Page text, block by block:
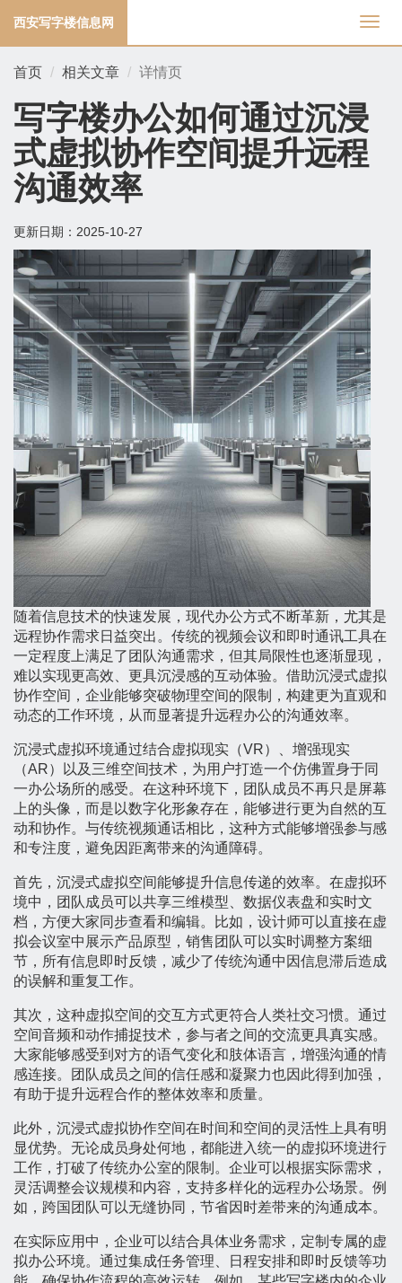
切
换
西安写字楼信息网
首页 相关文章 详情页
写字楼办公如何通过沉浸
式虚拟协作空间提升远程
沟通效率
更新日期： 2025-10-27
随着信息技术的快速发展，现代办公方式不断革新，尤其是
远程协作需求日益突出。传统的视频会议和即时通讯工具在
一定程度上满足了团队沟通需求，但其局限性也逐渐显现，
难以实现更高效、更具沉浸感的互动体验。借助沉浸式虚拟
协作空间，企业能够突破物理空间的限制，构建更为直观和
动态的工作环境，从而显著提升远程办公的沟通效率。
沉浸式虚拟环境通过结合虚拟现实（VR）、增强现实
（AR）以及三维空间技术，为用户打造一个仿佛置身于同
一办公场所的感受。在这种环境下，团队成员不再只是屏幕
上的头像，而是以数字化形象存在，能够进行更为自然的互
动和协作。与传统视频通话相比，这种方式能够增强参与感
和专注度，避免因距离带来的沟通障碍。
首先，沉浸式虚拟空间能够提升信息传递的效率。在虚拟环
境中，团队成员可以共享三维模型、数据仪表盘和实时文
档，方便大家同步查看和编辑。比如，设计师可以直接在虚
拟会议室中展示产品原型，销售团队可以实时调整方案细
节，所有信息即时反馈，减少了传统沟通中因信息滞后造成
的误解和重复工作。
其次，这种虚拟空间的交互方式更符合人类社交习惯。通过
空间音频和动作捕捉技术，参与者之间的交流更具真实感。
大家能够感受到对方的语气变化和肢体语言，增强沟通的情
感连接。团队成员之间的信任感和凝聚力也因此得到加强，
有助于提升远程合作的整体效率和质量。
此外，沉浸式虚拟协作空间在时间和空间的灵活性上具有明
显优势。无论成员身处何地，都能进入统一的虚拟环境进行
工作，打破了传统办公室的限制。企业可以根据实际需求，
灵活调整会议规模和内容，支持多样化的远程办公场景。例
如，跨国团队可以无缝协同，节省因时差带来的沟通成本。
在实际应用中，企业可以结合具体业务需求，定制专属的虚
拟办公环境。通过集成任务管理、日程安排和即时反馈等功